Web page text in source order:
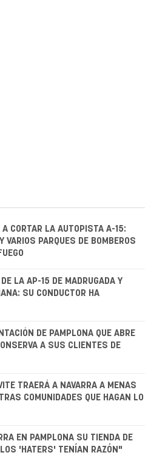
A CORTAR LA AUTOPISTA A-15:
VARIOS PARQUES DE BOMBEROS
LA AP-15 DE MADRUGADA Y
SU CONDUCTOR HA
DE PAMPLONA QUE ABRE
A SUS CLIENTES DE
TRAERÁ A NAVARRA A MENAS
COMUNIDADES QUE HAGAN LO
EN PAMPLONA SU TIENDA DE
'HATERS' TENÍAN RAZÓN"